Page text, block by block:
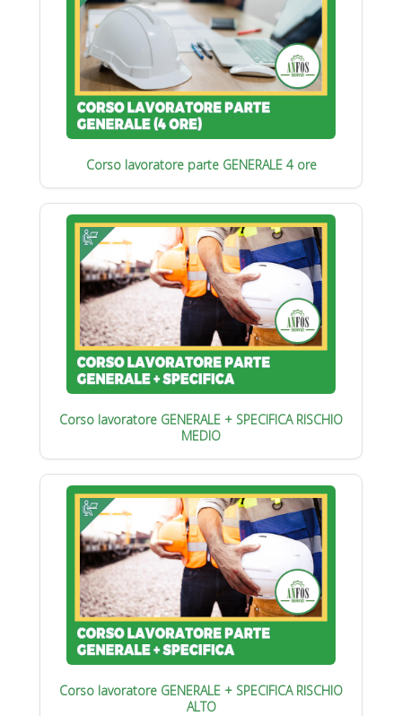
Corso lavoratore parte GENERALE 4 ore
Corso lavoratore GENERALE + SPECIFICA RISCHIO
MEDIO
Corso lavoratore GENERALE + SPECIFICA RISCHIO
ALTO